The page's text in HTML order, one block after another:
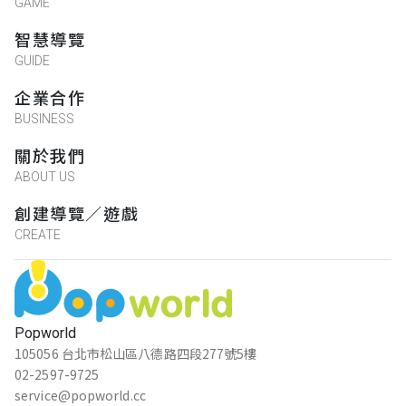
Popworld
105056 台北市松山區八德路四段277號5樓
02-2597-9725
service@popworld.cc
GAME
智慧導覽
GUIDE
企業合作
BUSINESS
關於我們
ABOUT US
創建導覽／遊戲
CREATE